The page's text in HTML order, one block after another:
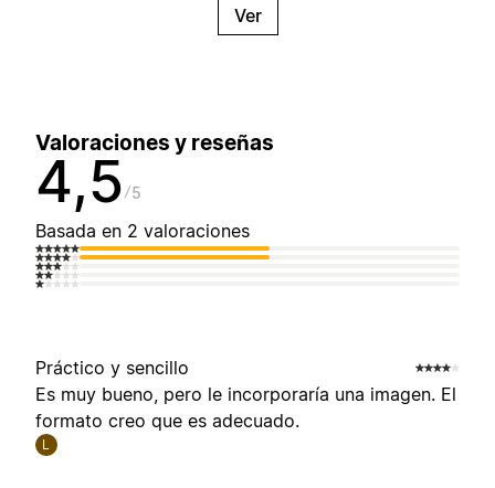
Ver
Valoraciones y reseñas
4,5 5
Basada en 2 valoraciones
Práctico y sencillo
Es muy bueno, pero le incorporaría una imagen. El
formato creo que es adecuado.
L